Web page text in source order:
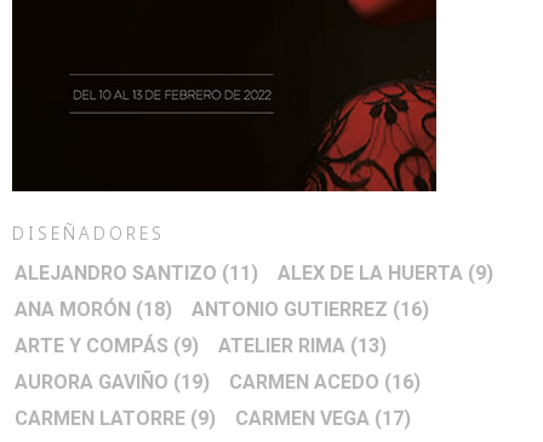
DISEÑADORES
ALEJANDRO SANTIZO (11) ALEX DE LA HUERTA (9)
ANA MORÓN (18) ANTONIO GUTIERREZ (16)
ARTE Y COMPÁS (9) ATELIER RIMA (13)
AURORA GAVIÑO (19) CARMEN ACEDO (16)
CARMEN LATORRE (9) CARMEN VEGA (17)